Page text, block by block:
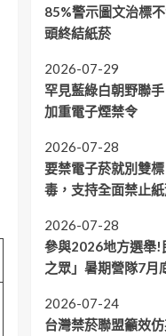
85%警示圖文治標
頭終結紙菸
2026-07-29
罕見藍綠白朝野聯
加重電子煙禁令
2026-07-28
要禁電子菸就別雙
毒，支持全面禁止
2026-07-28
參與2026地方選舉!
之眾」暑期營隊7月
2026-07-24
台灣禁菸聯盟籲效